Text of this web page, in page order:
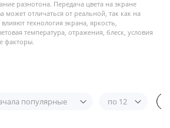
разнотона. Передача цвета на экране
может отличаться от реальной, так как на
технология экрана, яркость,
температура, отражения, блеск, условия
факторы.
популярные по 12